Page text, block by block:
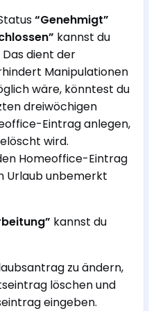
“Genehmigt”
kannst du
dient der
Manipulationen
wäre, könntest du
dreiwöchigen
Eintrag anlegen,
wird.
Homeoffice-Eintrag
Urlaub unbemerkt
kannst du
zu ändern,
löschen und
eingeben.